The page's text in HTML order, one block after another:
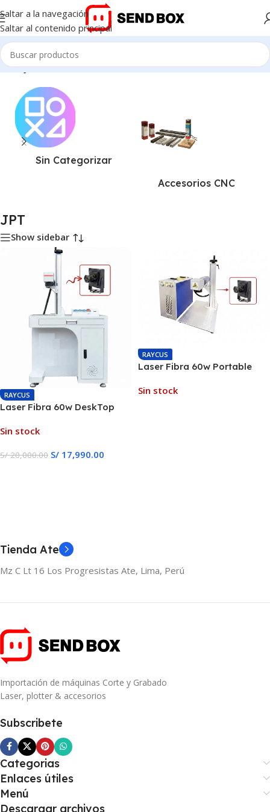
Saltar a la navegación
Saltar al contenido principal
Inicio/JPT
Sin Categorizar
Accesorios CNC
JPT
Show sidebar
RAYCUS
Laser Fibra 60w DeskTop
Sin stock
S/20,000.00 S/ 17,990.00
RAYCUS
Laser Fibra 60w Portable
Sin stock
Tienda Ate
Mz C Lt 16 Los Progresistas Ate, Lima, Perú
Importación de máquinas Corte y Grabado
Laser, plotter & accesorios
Subscribete
Categorias
Enlaces útiles
Menú
Descargar archivos